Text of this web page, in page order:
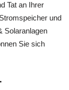
Tat an Ihrer
und
Solaranlagen
Sie sich